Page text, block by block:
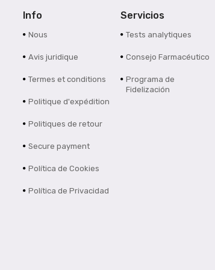
Info
Nous
Avis juridique
Termes et conditions
Politique d'expédition
Politiques de retour
Secure payment
Política de Cookies
Política de Privacidad
Servicios
Tests analytiques
Consejo Farmacéutico
Programa de
Fidelización